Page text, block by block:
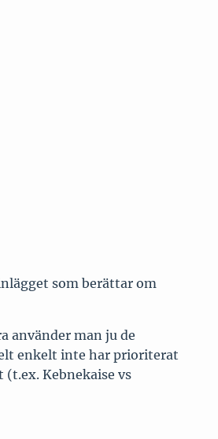
som berättar om
använder man ju de
enkelt inte har prioriterat
(t.ex. Kebnekaise vs